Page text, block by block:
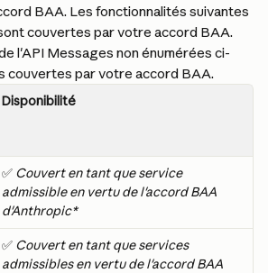
BAA. Les fonctionnalités suivantes
couvertes par votre accord BAA.
l'API Messages non énumérées ci-
couvertes par votre accord BAA.
Disponibilité
✅ Couvert en tant que service
admissible en vertu de l'accord BAA
d'Anthropic*
✅ Couvert en tant que services
admissibles en vertu de l'accord BAA